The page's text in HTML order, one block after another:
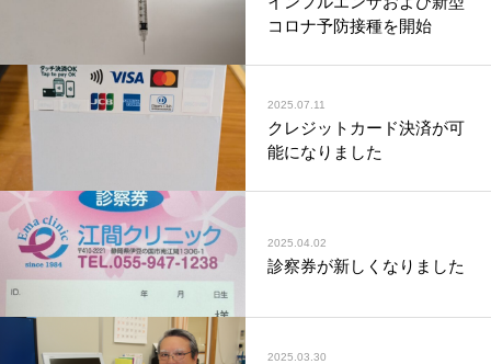
コロナ予防接種を開始
2025.07.11
クレジットカード決済が可
能になりました
2025.04.02
診察券が新しくなりました
2025.03.30